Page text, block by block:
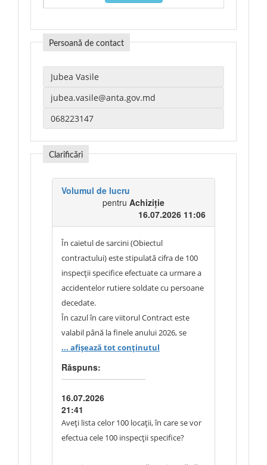
Persoană de contact
Clarificări
Volumul de lucru
pentru Achiziție
16.07.2026 11:06
În caietul de sarcini (Obiectul
contractului) este stipulată cifra de 100
inspecții specifice efectuate ca urmare a
accidentelor rutiere soldate cu persoane
decedate.
În cazul în care viitorul Contract este
valabil până la finele anului 2026, se
prezumă că autoritatea contractantă va
furniza, prin contract, o listă cu 100
locații - sectoare cu risc mare de
accidente cu victime.
Nu utilizăm noțiunea de ”sector de
aconcentrare a accidentelor rutiere”
... afișează tot conținutul
Răspuns:
16.07.2026
21:41
Aveți lista celor 100 locații, în care se vor
efectua cele 100 inspecții specifice?